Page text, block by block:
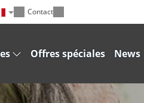
Contact
Offres spéciales News